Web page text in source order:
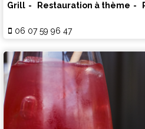
Grill
Restauration à thème
06 07 59 96 47